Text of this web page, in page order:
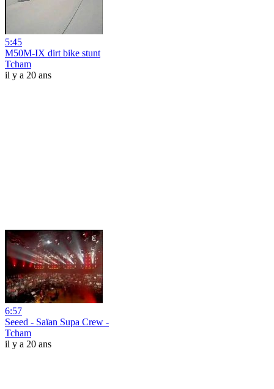
5:45
M50M-IX dirt bike stunt
Tcham
il y a 20 ans
6:57
Seeed - Saïan Supa Crew -
Tcham
il y a 20 ans